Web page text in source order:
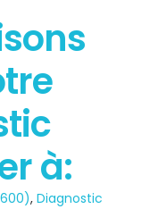
à:
,Diagnostic